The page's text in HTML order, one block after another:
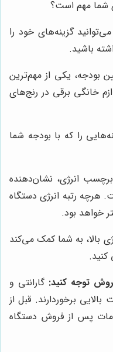
شما مهم است؟
گزینه‌های خود را
باشید.
بودجه، یکی از مهم‌ترین
خانگی برقی در رنج‌های
را که با بودجه شما
برچسب انرژی، نشان‌دهنده
هرچه رتبه انرژی دستگاه
خواهد بود.
بالا، به شما کمک می‌کند
توجه کنید: گارانتی و
برخوردارند. قبل از
پس از فروش دستگاه